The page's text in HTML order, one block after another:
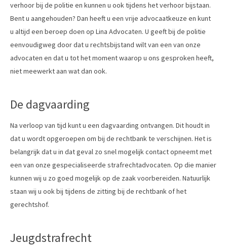
verhoor bij de politie en kunnen u ook tijdens het verhoor bijstaan.
Bent u aangehouden? Dan heeft u een vrije advocaatkeuze en kunt
u altijd een beroep doen op Lina Advocaten. U geeft bij de politie
eenvoudigweg door dat u rechtsbijstand wilt van een van onze
advocaten en dat u tot het moment waarop u ons gesproken heeft,
niet meewerkt aan wat dan ook.
De dagvaarding
Na verloop van tijd kunt u een dagvaarding ontvangen. Dit houdt in
dat u wordt opgeroepen om bij de rechtbank te verschijnen. Het is
belangrijk dat u in dat geval zo snel mogelijk contact opneemt met
een van onze gespecialiseerde strafrechtadvocaten. Op die manier
kunnen wij u zo goed mogelijk op de zaak voorbereiden. Natuurlijk
staan wij u ook bij tijdens de zitting bij de rechtbank of het
gerechtshof.
Jeugdstrafrecht